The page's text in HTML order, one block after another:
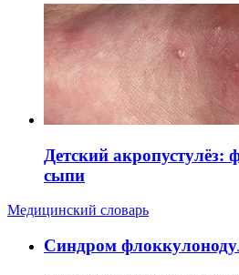
Детский акропустулёз:
сыпи
Медицинский словарь
Cиндром